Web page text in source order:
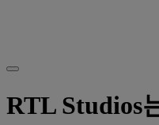
RTL Studios